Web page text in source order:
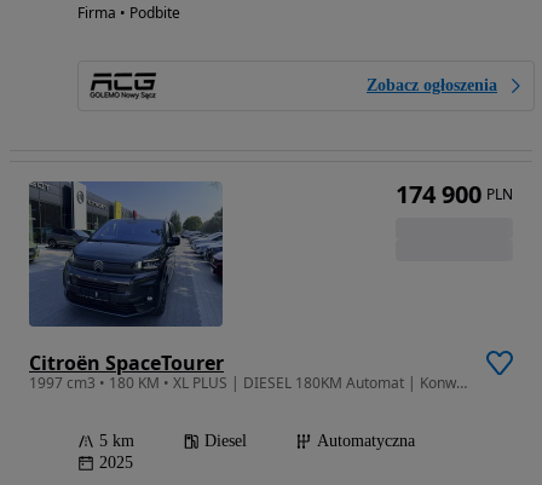
Firma • Podbite
Zobacz ogłoszenia
Citroën SpaceTourer
1997 cm3 • 180 KM • XL PLUS | DIESEL 180KM Automat | Konwersja| 9 miejsc
5 km Diesel
Automatyczna
2025
174 900 PLN